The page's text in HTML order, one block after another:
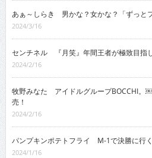
あぁ～しらき 男かな？女かな？「ずっと
2024/3/16
センチネル 『月笑』年間王者が極致目指
2024/2/16
牧野みなた アイドルグループBOCCHI。
売！
2024/2/16
パンプキンポテトフライ M-1で決勝に行く
2024/1/16